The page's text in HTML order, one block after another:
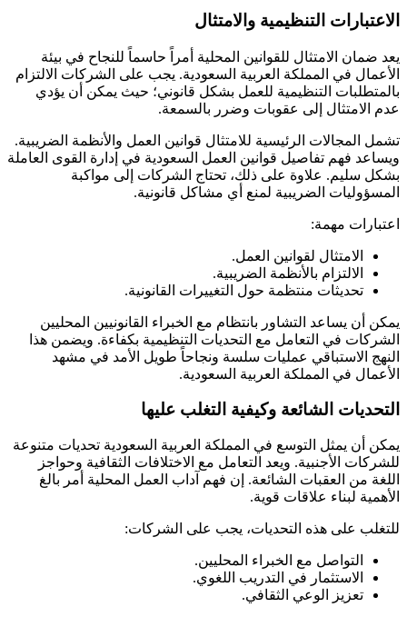
الاعتبارات التنظيمية والامتثال
يعد ضمان الامتثال للقوانين المحلية أمراً حاسماً للنجاح في بيئة
الأعمال في المملكة العربية السعودية. يجب على الشركات الالتزام
بالمتطلبات التنظيمية للعمل بشكل قانوني؛ حيث يمكن أن يؤدي
عدم الامتثال إلى عقوبات وضرر بالسمعة.
تشمل المجالات الرئيسية للامتثال قوانين العمل والأنظمة الضريبية.
ويساعد فهم تفاصيل قوانين العمل السعودية في إدارة القوى العاملة
بشكل سليم. علاوة على ذلك، تحتاج الشركات إلى مواكبة
المسؤوليات الضريبية لمنع أي مشاكل قانونية.
اعتبارات مهمة:
الامتثال لقوانين العمل.
الالتزام بالأنظمة الضريبية.
تحديثات منتظمة حول التغييرات القانونية.
يمكن أن يساعد التشاور بانتظام مع الخبراء القانونيين المحليين
الشركات في التعامل مع التحديات التنظيمية بكفاءة. ويضمن هذا
النهج الاستباقي عمليات سلسة ونجاحاً طويل الأمد في مشهد
الأعمال في المملكة العربية السعودية.
التحديات الشائعة وكيفية التغلب عليها
يمكن أن يمثل التوسع في المملكة العربية السعودية تحديات متنوعة
للشركات الأجنبية. ويعد التعامل مع الاختلافات الثقافية وحواجز
اللغة من العقبات الشائعة. إن فهم آداب العمل المحلية أمر بالغ
الأهمية لبناء علاقات قوية.
للتغلب على هذه التحديات، يجب على الشركات:
التواصل مع الخبراء المحليين.
الاستثمار في التدريب اللغوي.
تعزيز الوعي الثقافي.